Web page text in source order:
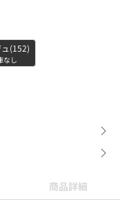
(152)
なし
商品詳細